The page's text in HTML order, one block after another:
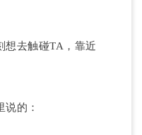
想去触碰TA，靠近
的：